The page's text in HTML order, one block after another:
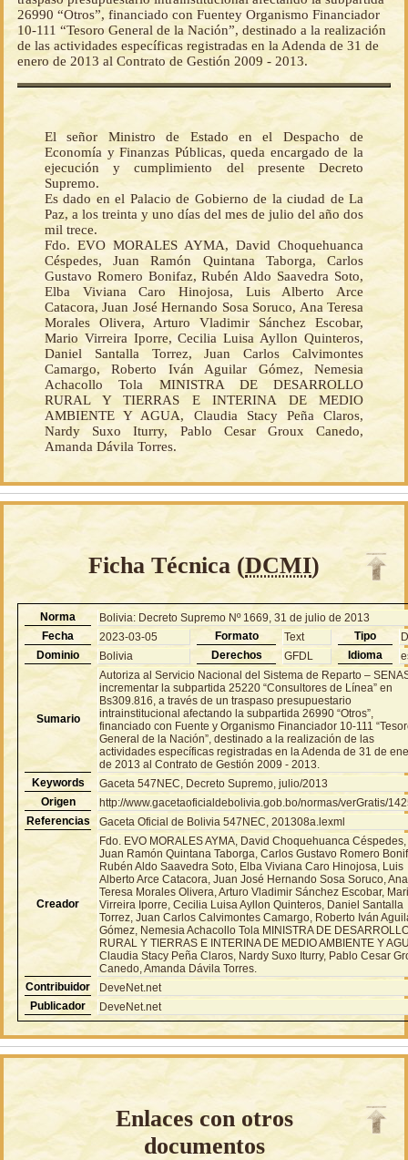
26990 “Otros”, financiado con Fuentey Organismo Financiador
10-111 “Tesoro General de la Nación”, destinado a la realización
de las actividades específicas registradas en la Adenda de 31 de
enero de 2013 al Contrato de Gestión 2009 - 2013.
El señor Ministro de Estado en el Despacho de
Economía y Finanzas Públicas, queda encargado de la
ejecución y cumplimiento del presente Decreto
Supremo.
Es dado en el Palacio de Gobierno de la ciudad de La
Paz, a los treinta y uno días del mes de julio del año dos
mil trece.
Fdo. EVO MORALES AYMA, David Choquehuanca
Céspedes, Juan Ramón Quintana Taborga, Carlos
Gustavo Romero Bonifaz, Rubén Aldo Saavedra Soto,
Elba Viviana Caro Hinojosa, Luis Alberto Arce
Catacora, Juan José Hernando Sosa Soruco, Ana Teresa
Morales Olivera, Arturo Vladimir Sánchez Escobar,
Mario Virreira Iporre, Cecilia Luisa Ayllon Quinteros,
Daniel Santalla Torrez, Juan Carlos Calvimontes
Camargo, Roberto Iván Aguilar Gómez, Nemesia
Achacollo Tola MINISTRA DE DESARROLLO
RURAL Y TIERRAS E INTERINA DE MEDIO
AMBIENTE Y AGUA, Claudia Stacy Peña Claros,
Nardy Suxo Iturry, Pablo Cesar Groux Canedo,
Amanda Dávila Torres.
Ficha Técnica (DCMI)
Norma
Bolivia: Decreto Supremo Nº 1669, 31 de julio de 2013
Fecha
2023-03-05 Formato Text Tipo
Dominio
Bolivia Derechos GFDL Idioma
Sumario
Autoriza al Servicio Nacional del Sistema de Reparto –
incrementar la subpartida 25220 “Consultores de Línea” en
Bs309.816, a través de un traspaso presupuestario
intrainstitucional afectando la subpartida 26990 “Otros”,
financiado con Fuente y Organismo Financiador 10-111
General de la Nación”, destinado a la realización de las
actividades específicas registradas en la Adenda de 31 de
de 2013 al Contrato de Gestión 2009 - 2013.
Keywords
Gaceta 547NEC, Decreto Supremo, julio/2013
Origen
http://www.gacetaoficialdebolivia.gob.bo/normas/verGratis/
Referencias
Gaceta Oficial de Bolivia 547NEC, 201308a.lexml
Creador
Fdo. EVO MORALES AYMA, David Choquehuanca Céspedes,
Juan Ramón Quintana Taborga, Carlos Gustavo Romero
Rubén Aldo Saavedra Soto, Elba Viviana Caro Hinojosa, Luis
Alberto Arce Catacora, Juan José Hernando Sosa Soruco, Ana
Teresa Morales Olivera, Arturo Vladimir Sánchez Escobar,
Virreira Iporre, Cecilia Luisa Ayllon Quinteros, Daniel Santalla
Torrez, Juan Carlos Calvimontes Camargo, Roberto Iván
Gómez, Nemesia Achacollo Tola MINISTRA DE
RURAL Y TIERRAS E INTERINA DE MEDIO AMBIENTE Y
Claudia Stacy Peña Claros, Nardy Suxo Iturry, Pablo Cesar
Canedo, Amanda Dávila Torres.
Contribuidor
DeveNet.net
Publicador
DeveNet.net
Enlaces con otros
documentos